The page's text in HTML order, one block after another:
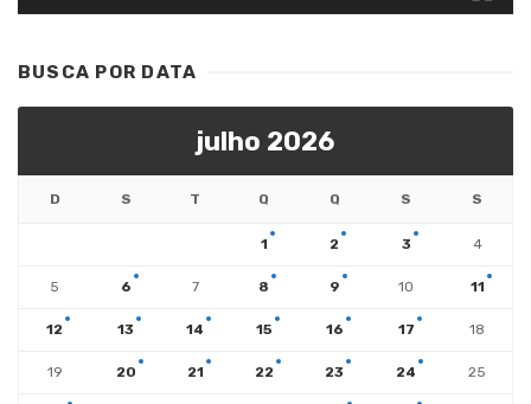
BUSCA POR DATA
julho 2026
D S T Q Q S S
1 2 3 4
5 6 7 8 9 10 11
12 13 14 15 16 17 18
19 20 21 22 23 24 25